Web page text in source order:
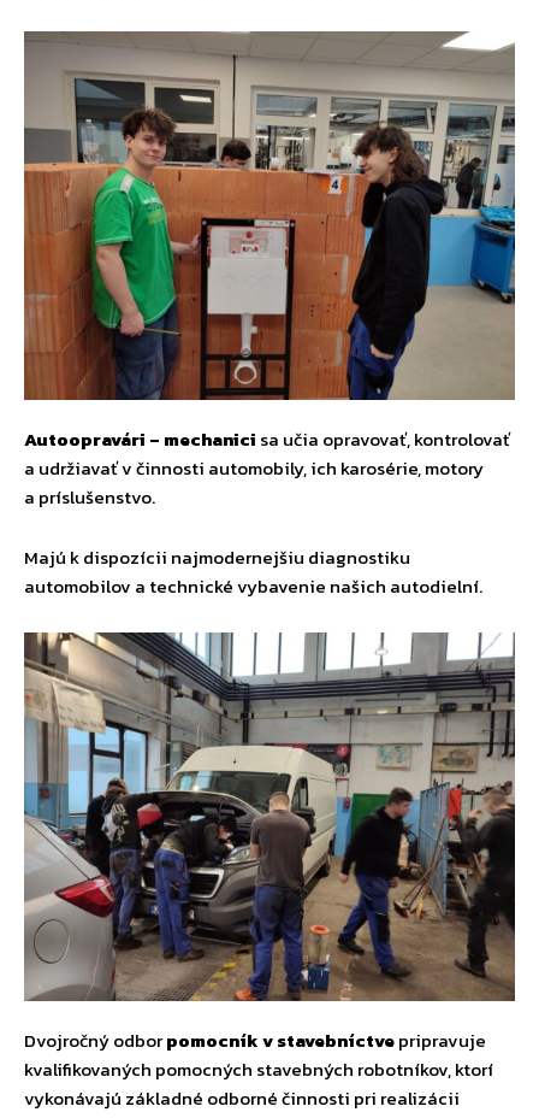
Autoopravári – mechanici sa učia opravovať, kontrolovať
a udržiavať v činnosti automobily, ich karosérie, motory
a príslušenstvo.
Majú k dispozícii najmodernejšiu diagnostiku
automobilov a technické vybavenie našich autodielní.
Dvojročný odborpomocník v stavebníctvepripravuje
kvalifikovaných pomocných stavebných robotníkov, ktorí
vykonávajú základné odborné činnosti pri realizácii